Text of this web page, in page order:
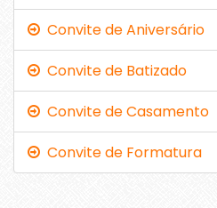
Convite de Aniversário
Convite de Batizado
Convite de Casamento
Convite de Formatura